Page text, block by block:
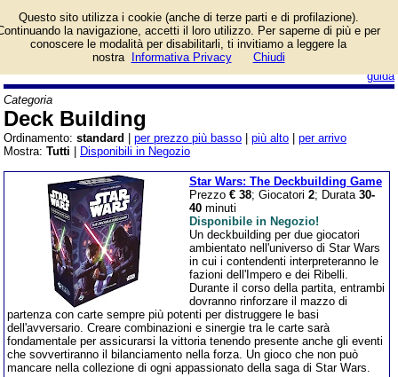
guida
Lista giochi da tavolo
categoria Deck Building.
Categoria
Deck Building
Ordinamento: standard per prezzo più basso più alto
per arrivo
Mostra: Tutti Disponibili in Negozio
Star Wars: The Deckbuilding Game
Prezzo € 38; Giocatori 2; Durata 30-
40 minuti
Disponibile in Negozio!
Un deckbuilding per due giocatori
ambientato nell'universo di Star Wars
in cui i contendenti interpreteranno le
fazioni dell'Impero e dei Ribelli.
Durante il corso della partita, entrambi
dovranno rinforzare il mazzo di
partenza con carte sempre più potenti per distruggere le basi
dell'avversario. Creare combinazioni e sinergie tra le carte sarà
fondamentale per assicurarsi la vittoria tenendo presente anche gli eventi
che sovvertiranno il bilanciamento nella forza. Un gioco che non può
mancare nella collezione di ogni appassionato della saga di Star Wars.
Questo sito utilizza i cookie (anche di terze parti e di profilazione).
la navigazione, accetti il loro utilizzo. Per saperne di più e per
conoscere le modalità per disabilitarli, ti invitiamo a leggere la
nostra
Informativa Privacy Chiudi